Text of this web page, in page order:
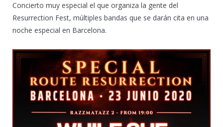
Concierto muy especial el que organiza la gente del
Resurrection Fest, múltiples bandas que se darán cita en una
noche especial en Barcelona.